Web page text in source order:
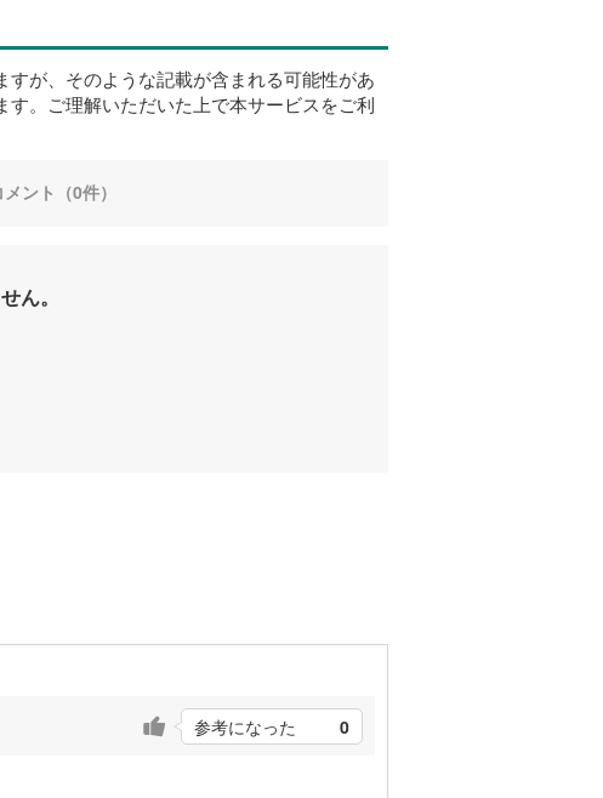
が、そのような記載が含まれる可能性があ
。ご理解いただいた上で本サービスをご利
メント（0件）
ん。
参考になった 0